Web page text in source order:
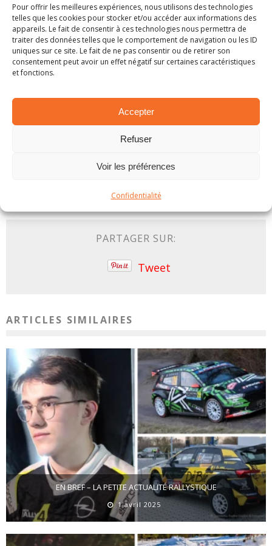
Pour offrir les meilleures expériences, nous utilisons des technologies
telles que les cookies pour stocker et/ou accéder aux informations des
appareils. Le fait de consentir à ces technologies nous permettra de
traiter des données telles que le comportement de navigation ou les ID
uniques sur ce site. Le fait de ne pas consentir ou de retirer son
consentement peut avoir un effet négatif sur certaines caractéristiques
et fonctions.
Accepter
Refuser
Voir les préférences
Confidentialité
temps du dernier chrono seront récompensés
avec 3, 2 et 1 points. Il est également à noter
qu’au niveau du calendrier deux changements
sont à souligner. L’AAROVA se déroulera le
samedi 24 aout alors que le Spa Rally se
En bref News Rallye
PARTAGER SUR:
Tweet
ARTICLES SIMILAIRES
EN BREF – LA PETITE ACTUALITÉ RALLYSTIQUE
1 avril 2025